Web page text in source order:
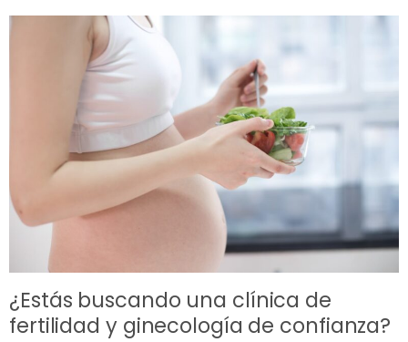
¿Estás buscando una clínica de
fertilidad y ginecología de confianza?